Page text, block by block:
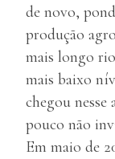
de novo,
produção
mais longo
mais baixo
chegou
pouco não
Em maio de